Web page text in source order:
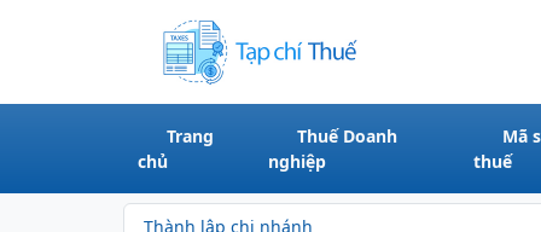
Trang
chủ
Thuế Doanh
nghiệp
Mã
thuế
Thành lập chi nhánh